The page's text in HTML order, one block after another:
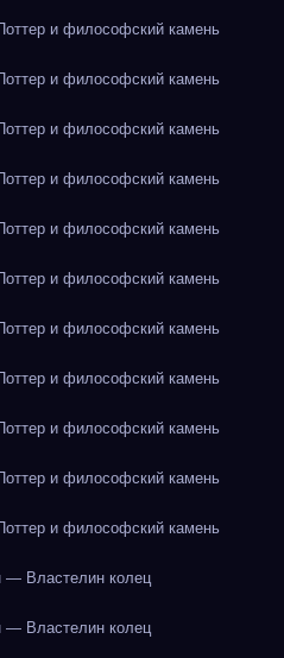
и философский камень
и философский камень
и философский камень
и философский камень
и философский камень
и философский камень
и философский камень
и философский камень
и философский камень
и философский камень
и философский камень
— Властелин колец
— Властелин колец